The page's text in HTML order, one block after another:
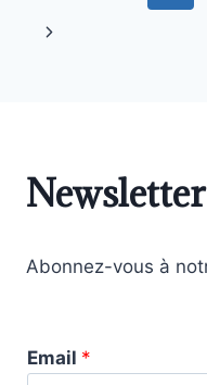
Newsletter
Abonnez-vous à
Email *